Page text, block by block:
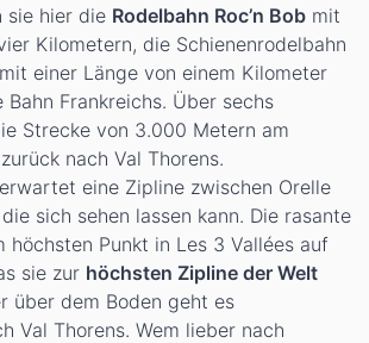
sie hier die Rodelbahn Roc’n Bob mit
Kilometern, die Schienenrodelbahn
einer Länge von einem Kilometer
Frankreichs. Über sechs
Strecke von 3.000 Metern am
nach Val Thorens.
eine Zipline zwischen Orelle
sich sehen lassen kann. Die rasante
Punkt in Les 3 Vallées auf
sie zur höchsten Zipline der Welt
über dem Boden geht es
Val Thorens. Wem lieber nach